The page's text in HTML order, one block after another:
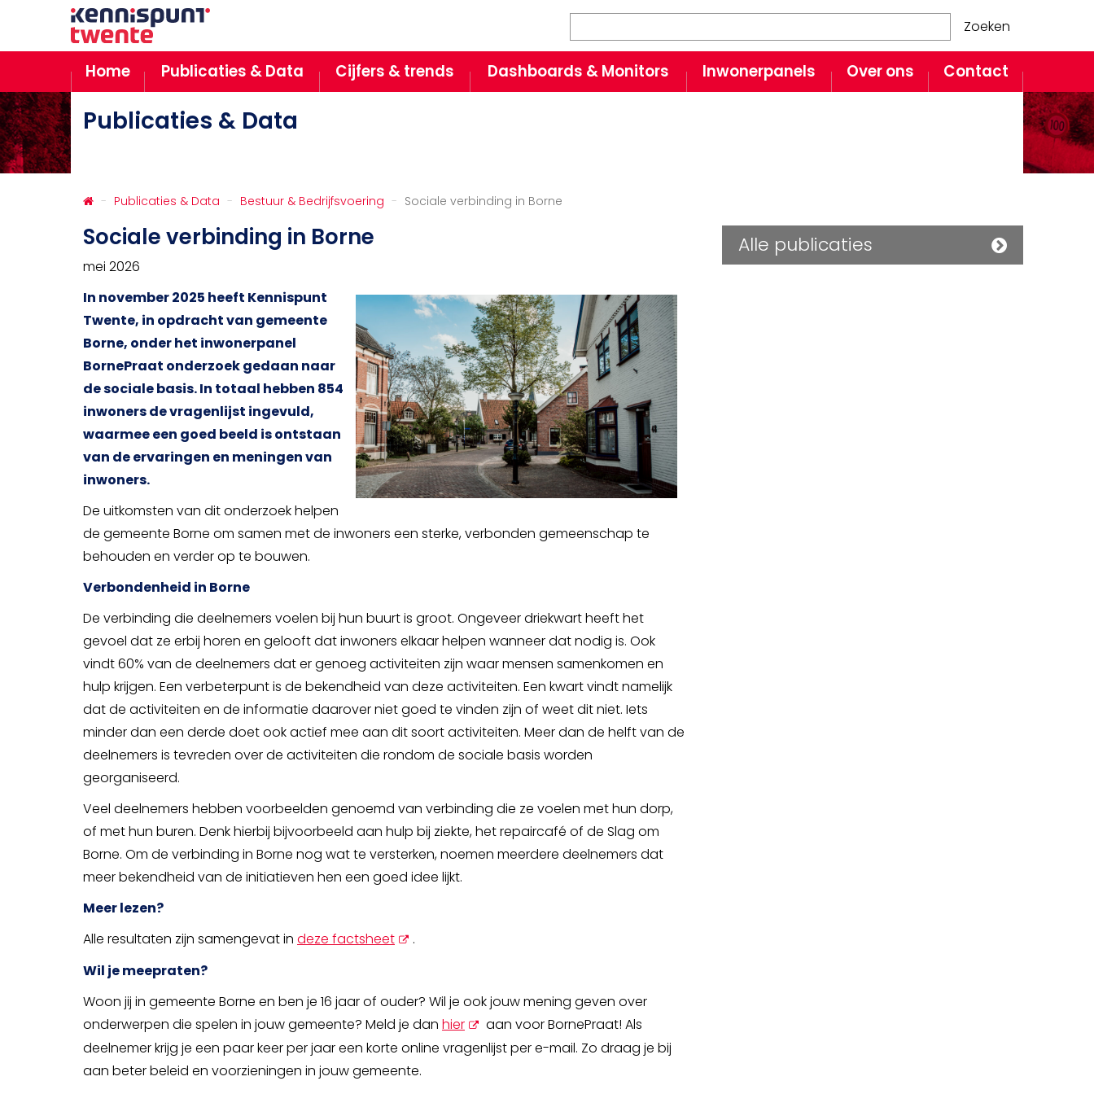
Zoeken Zoeken
Home Publicaties & Data Cijfers & trends Dashboards & Monitors Inwonerpanels Over ons Contact
Publicaties & Data
Publicaties & Data Bestuur & Bedrijfsvoering Sociale verbinding in Borne
Sociale verbinding in Borne
mei 2026
In november 2025 heeft Kennispunt
Twente, in opdracht van gemeente
Borne, onder het inwonerpanel
BornePraat onderzoek gedaan naar
de sociale basis. In totaal hebben 854
inwoners de vragenlijst ingevuld,
waarmee een goed beeld is ontstaan
van de ervaringen en meningen van
inwoners.
De uitkomsten van dit onderzoek helpen
de gemeente Borne om samen met de inwoners een sterke, verbonden gemeenschap te
behouden en verder op te bouwen.
Verbondenheid in Borne
De verbinding die deelnemers voelen bij hun buurt is groot. Ongeveer driekwart heeft het
gevoel dat ze erbij horen en gelooft dat inwoners elkaar helpen wanneer dat nodig is. Ook
vindt 60% van de deelnemers dat er genoeg activiteiten zijn waar mensen samenkomen en
hulp krijgen. Een verbeterpunt is de bekendheid van deze activiteiten. Een kwart vindt namelijk
dat de activiteiten en de informatie daarover niet goed te vinden zijn of weet dit niet. Iets
minder dan een derde doet ook actief mee aan dit soort activiteiten. Meer dan de helft van de
deelnemers is tevreden over de activiteiten die rondom de sociale basis worden
georganiseerd.
Veel deelnemers hebben voorbeelden genoemd van verbinding die ze voelen met hun dorp,
of met hun buren. Denk hierbij bijvoorbeeld aan hulp bij ziekte, het repaircafé of de Slag om
Borne. Om de verbinding in Borne nog wat te versterken, noemen meerdere deelnemers dat
meer bekendheid van de initiatieven hen een goed idee lijkt.
Meer lezen?
Alle resultaten zijn samengevat in deze factsheetopent
.
Wil je meepraten?
Woon jij in gemeente Borne en ben je 16 jaar of ouder? Wil je ook jouw mening geven over
onderwerpen die spelen in jouw gemeente? Meld je dan hieropent
nieuw
aan voor BornePraat! Als
deelnemer krijg je een paar keer per jaar een korte online vragenlijst per e-mail. Zo draag je bij
aan beter beleid en voorzieningen in jouw gemeente.
Alle publicaties